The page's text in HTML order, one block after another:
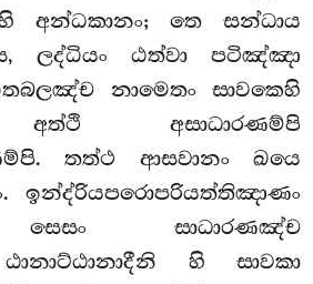
අන්ධකානං; තෙ සන්ධාය
ලද්ධියං ඨත්වා පටිඤ්ඤා
නාමෙතං සාවකෙහි
අත්ථි අසාධාරණම්පි
තත්ථ ආසවානං ඛයෙ
ඉන්ද්රියපරොපරියත්තිඤාණං
සෙසං සාධාරණඤ්ච
හි සාවකා